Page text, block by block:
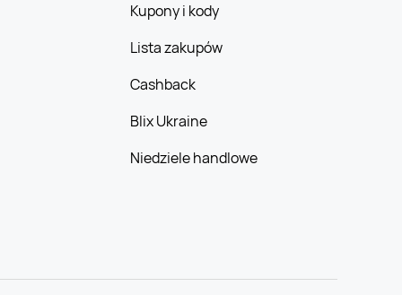
Kupony i kody
Lista zakupów
Cashback
Blix Ukraine
Niedziele handlowe